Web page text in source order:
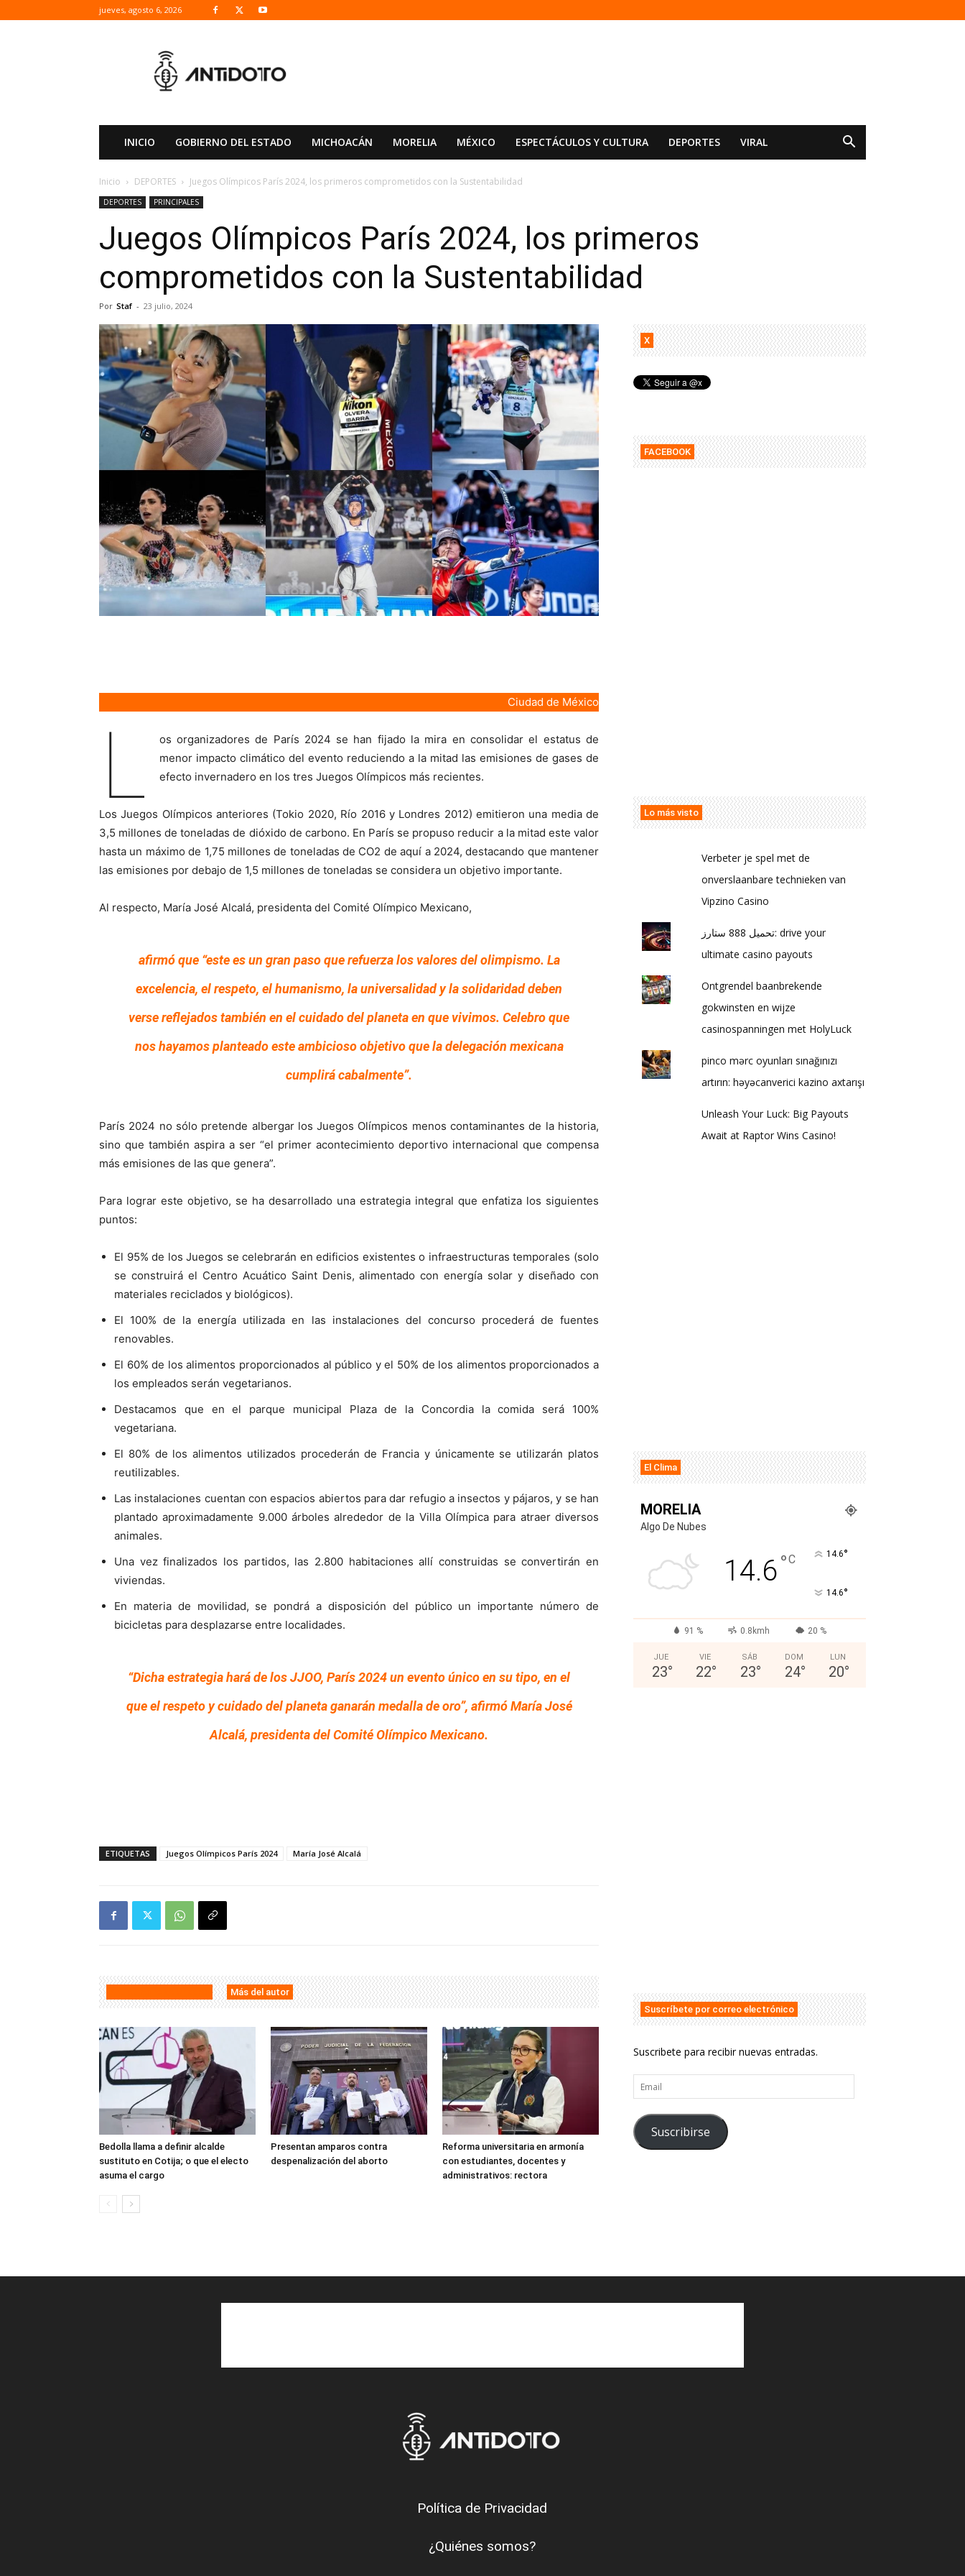
jueves, agosto 6, 2026
ANTIDOTO
INICIO GOBIERNO DEL ESTADO MICHOACÁN MORELIA MÉXICO ESPECTÁCULOS Y CULTURA DEPORTES VIRAL
Inicio DEPORTES Juegos Olímpicos París 2024, los primeros comprometidos con la Sustentabilidad
DEPORTES PRINCIPALES
Juegos Olímpicos París 2024, los primeros
comprometidos con la Sustentabilidad
Por Staf - 23 julio, 2024
Ciudad de México
L
os organizadores de París 2024 se han fijado la mira en consolidar el estatus de
menor impacto climático del evento reduciendo a la mitad las emisiones de gases de
efecto invernadero en los tres Juegos Olímpicos más recientes.
Los Juegos Olímpicos anteriores (Tokio 2020, Río 2016 y Londres 2012) emitieron una media de
3,5 millones de toneladas de dióxido de carbono. En París se propuso reducir a la mitad este valor
hasta un máximo de 1,75 millones de toneladas de CO2 de aquí a 2024, destacando que mantener
las emisiones por debajo de 1,5 millones de toneladas se considera un objetivo importante.
Al respecto, María José Alcalá, presidenta del Comité Olímpico Mexicano,
afirmó que “este es un gran paso que refuerza los valores del olimpismo. La
excelencia, el respeto, el humanismo, la universalidad y la solidaridad deben
verse reflejados también en el cuidado del planeta en que vivimos. Celebro que
nos hayamos planteado este ambicioso objetivo que la delegación mexicana
cumplirá cabalmente”.
París 2024 no sólo pretende albergar los Juegos Olímpicos menos contaminantes de la historia,
sino que también aspira a ser “el primer acontecimiento deportivo internacional que compensa
más emisiones de las que genera”.
Para lograr este objetivo, se ha desarrollado una estrategia integral que enfatiza los siguientes
puntos:
El 95% de los Juegos se celebrarán en edificios existentes o infraestructuras temporales (solo
se construirá el Centro Acuático Saint Denis, alimentado con energía solar y diseñado con
materiales reciclados y biológicos).
El 100% de la energía utilizada en las instalaciones del concurso procederá de fuentes
renovables.
El 60% de los alimentos proporcionados al público y el 50% de los alimentos proporcionados a
los empleados serán vegetarianos.
Destacamos que en el parque municipal Plaza de la Concordia la comida será 100%
vegetariana.
El 80% de los alimentos utilizados procederán de Francia y únicamente se utilizarán platos
reutilizables.
Las instalaciones cuentan con espacios abiertos para dar refugio a insectos y pájaros, y se han
plantado aproximadamente 9.000 árboles alrededor de la Villa Olímpica para atraer diversos
animales.
Una vez finalizados los partidos, las 2.800 habitaciones allí construidas se convertirán en
viviendas.
En materia de movilidad, se pondrá a disposición del público un importante número de
bicicletas para desplazarse entre localidades.
“Dicha estrategia hará de los JJOO, París 2024 un evento único en su tipo, en el
que el respeto y cuidado del planeta ganarán medalla de oro”, afirmó María José
Alcalá, presidenta del Comité Olímpico Mexicano.
ETIQUETAS Juegos Olímpicos París 2024 María José Alcalá
Más del autor
Bedolla llama a definir alcalde
sustituto en Cotija; o que el electo
asuma el cargo
Presentan amparos contra
despenalización del aborto
Reforma universitaria en armonía
con estudiantes, docentes y
administrativos: rectora
X
FACEBOOK
Lo más visto
Verbeter je spel met de
onverslaanbare technieken van
Vipzino Casino
تحميل 888 ستارز: drive your
ultimate casino payouts
Ontgrendel baanbrekende
gokwinsten en wijze
casinospanningen met HolyLuck
pinco mərc oyunları sınağınızı
artırın: həyəcanverici kazino axtarışı
Unleash Your Luck: Big Payouts
Await at Raptor Wins Casino!
El Clima
MORELIA
Algo De Nubes
14.6°C 14.6°
14.6°
91 % 0.8kmh 20 %
JUE
23°
VIE
22°
SÁB
23°
DOM
24°
LUN
20°
Suscríbete por correo electrónico
Suscribete para recibir nuevas entradas.
Email
Suscribirse
Política de Privacidad
¿Quiénes somos?